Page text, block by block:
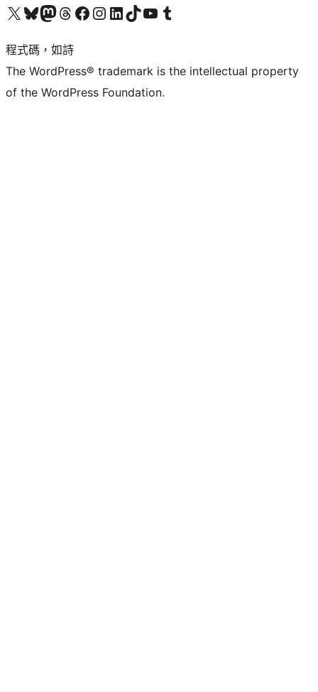
查看我們的 X (之前的 Twitter) 帳號造訪我們的 Bluesky 帳號造訪我們的 Mastodon 帳號造訪我們的 Threads 帳號 造訪我們的 Facebook 粉絲專頁Visit our Instagram account
Visit our LinkedIn account
造訪我們的 TikTok 帳號Visit our YouTube channel
造訪我們的 Tumblr 帳號
程式碼，如詩
The WordPress® trademark is the intellectual property
of the WordPress Foundation.